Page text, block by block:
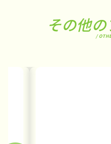
その他
/